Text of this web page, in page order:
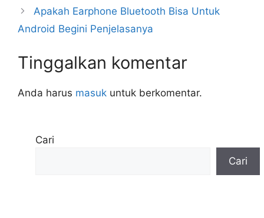
Apakah Earphone Bluetooth Bisa Untuk
Android Begini Penjelasanya
Tinggalkan komentar
Anda harus masuk untuk berkomentar.
Cari
Cari